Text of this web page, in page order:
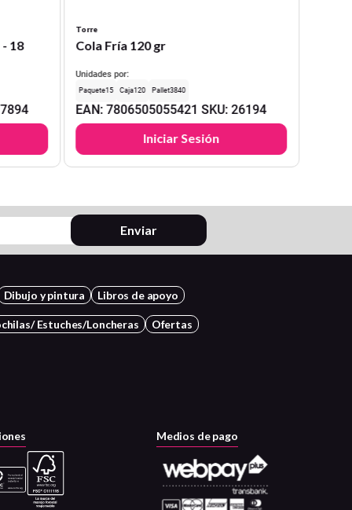
18
Torre
Cola Fría 120 gr
Unidades por:
15 120 3840
EAN:7806505055421 SKU:26194
Iniciar Sesión
Enviar
Dibujo y pintura Libros de apoyo
Estuches/Loncheras Ofertas
Medios de pago